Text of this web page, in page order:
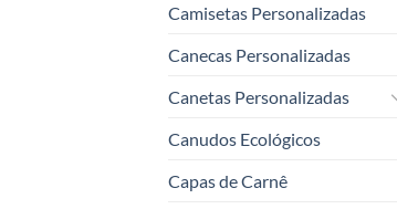
Camisetas Personalizadas
Canecas Personalizadas
Canetas Personalizadas
Canudos Ecológicos
Capas de Carnê